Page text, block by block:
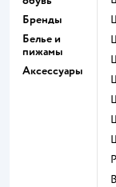
Бренды
Белье и
пижамы
Аксессуары